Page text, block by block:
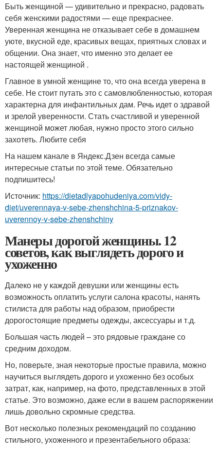
Быть женщиной — удивительно и прекрасно, радовать
себя женскими радостями — еще прекраснее.
Уверенная женщина не отказывает себе в домашнем
уюте, вкусной еде, красивых вещах, приятных словах и
общении. Она знает, что именно это делает ее
настоящей женщиной .
Главное в умной женщине то, что она всегда уверена в
себе. Не стоит путать это с самовлюбленностью, которая
характерна для инфантильных дам. Речь идет о здравой
и зрелой уверенности. Стать счастливой и уверенной
женщиной может любая, нужно просто этого сильно
захотеть. Любите себя
На нашем канале в Яндекс.Дзен всегда самые
интересные статьи по этой теме. Обязательно
подпишитесь!
Источник: https://dietadlyapohudeniya.com/vidy-
diet/uverennaya-v-sebe-zhenshchina-5-priznakov-
uverennoy-v-sebe-zhenshchiny
Манеры дорогой женщины. 12
советов, как выглядеть дорого и
ухоженно
Далеко не у каждой девушки или женщины есть
возможность оплатить услуги салона красоты, нанять
стилиста для работы над образом, приобрести
дорогостоящие предметы одежды, аксессуары и т.д.
Большая часть людей – это рядовые граждане со
средним доходом.
Но, поверьте, зная некоторые простые правила, можно
научиться выглядеть дорого и ухоженно без особых
затрат, как, например, на фото, представленных в этой
статье. Это возможно, даже если в вашем распоряжении
лишь довольно скромные средства.
Вот несколько полезных рекомендаций по созданию
стильного, ухоженного и презентабельного образа: